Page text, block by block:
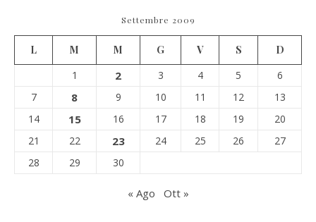
Settembre 2009
L M M G V S
D
1
2 3 4 5
6
7
8 9 10 11 12
13
14
15 16 17 18 19
20
21
22 23 24 25 26
27
28
29 30
« Ago Ott »